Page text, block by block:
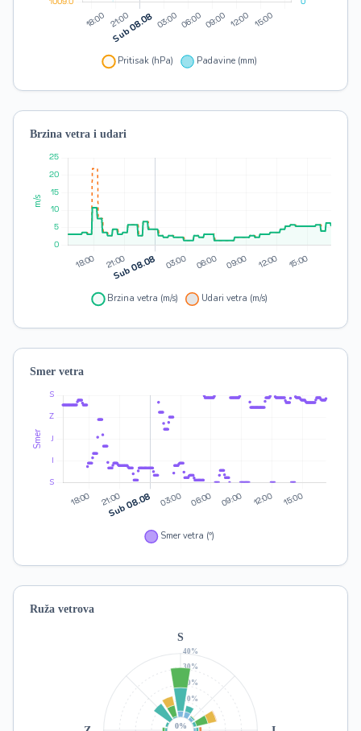
Brzina vetra i udari
Smer vetra
Ruža vetrova
10%
20%
30%
40%
S
0%